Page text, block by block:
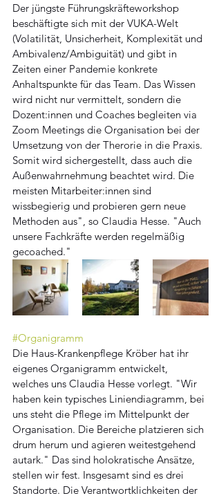
Der jüngste Führungskräfteworkshop
beschäftigte sich mit der VUKA-Welt
(Volatilität, Unsicherheit, Komplexität und
Ambivalenz/Ambiguität) und gibt in
Zeiten einer Pandemie konkrete
Anhaltspunkte für das Team. Das Wissen
wird nicht nur vermittelt, sondern die
Dozent:innen und Coaches begleiten via
Zoom Meetings die Organisation bei der
Umsetzung von der Therorie in die Praxis.
Somit wird sichergestellt, dass auch die
Außenwahrnehmung beachtet wird. Die
meisten Mitarbeiter:innen sind
wissbegierig und probieren gern neue
Methoden aus", so Claudia Hesse. "Auch
unsere Fachkräfte werden regelmäßig
gecoached."
#Organigramm
Die Haus-Krankenpflege Kröber hat ihr
eigenes Organigramm entwickelt,
welches uns Claudia Hesse vorlegt. "Wir
haben kein typisches Liniendiagramm, bei
uns steht die Pflege im Mittelpunkt der
Organisation. Die Bereiche platzieren sich
drum herum und agieren weitestgehend
autark." Das sind holokratische Ansätze,
stellen wir fest. Insgesamt sind es drei
Standorte. Die Verantwortklichkeiten der